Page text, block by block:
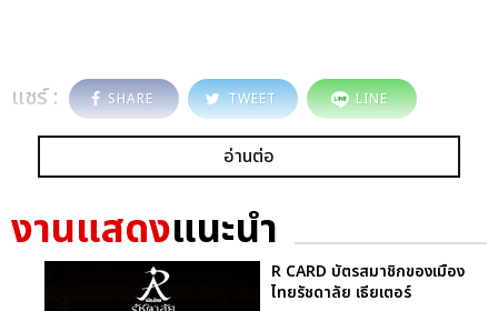
แชร์ : SHARE TWEET LINE
อ่านต่อ
งานแสดงแนะนำ
R CARD บัตรสมาชิกของเมือง
ไทยรัชดาลัย เธียเตอร์